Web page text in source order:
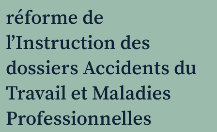
réforme de
l’Instruction des
dossiers Accidents du
Travail et Maladies
Professionnelles